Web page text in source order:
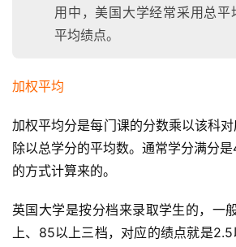
全
球
开
店
跨
境
用中，美国大学经常采用总平
平均绩点。
加权平均
加权平均分是每门课的分数乘以该科
除以总学分的平均数。通常学分满分
的方式计算来的。
英国大学是按分档来录取学生的，一
上、85以上三档，对应的绩点就是